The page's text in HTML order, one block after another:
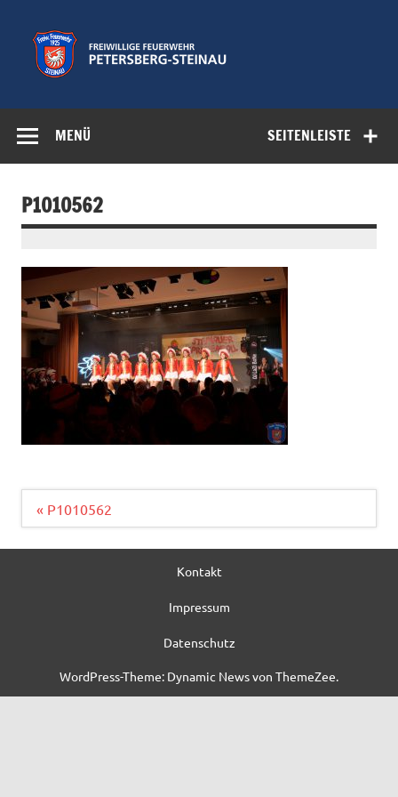
springen
Feuerwehr
Petersberg-
SEITENLEISTE
MENÜ
P1010562
Beitragsnavigation
« P1010562
Kontakt
Impressum
Datenschutz
WordPress-Theme: Dynamic News von ThemeZee.